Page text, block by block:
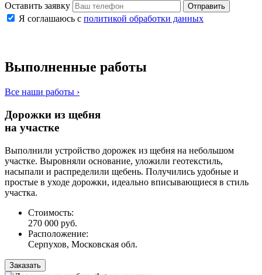
Оставить заявку Отправить
Я соглашаюсь с политикой обработки данных
Выполненные работы
Все наши работы ›
Дорожки из щебня
на участке
Выполнили устройство дорожек из щебня на небольшом
участке. Выровняли основание, уложили геотекстиль,
насыпали и распределили щебень. Получились удобные и
простые в уходе дорожки, идеально вписывающиеся в стиль
участка.
Стоимость:
270 000 руб.
Расположение:
Серпухов, Московская обл.
Заказать